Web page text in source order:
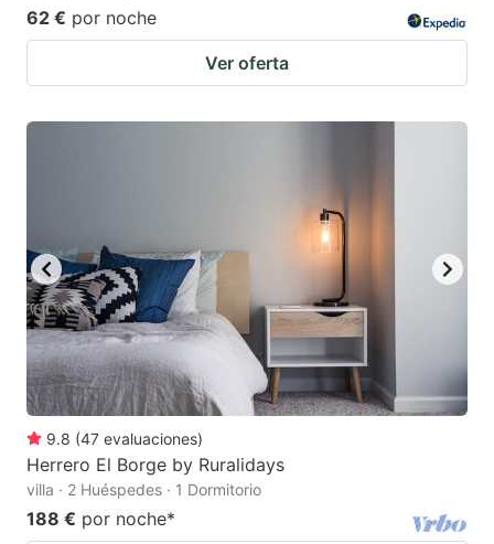
62 € por noche
Ver oferta
9.8 (47 evaluaciones)
Herrero El Borge by Ruralidays
villa · 2 Huéspedes · 1 Dormitorio
188 € por noche*